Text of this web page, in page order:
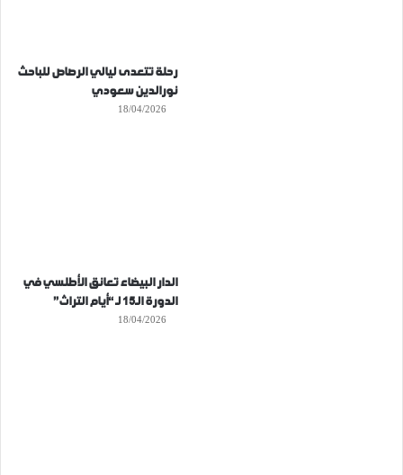
رحلة تتعدى ليالي الرصاص للباحث
نورالدين سعودي
18/04/2026
الدار البيضاء تعانق الأطلسي في
الدورة الـ15 لـ “أيام التراث”
18/04/2026